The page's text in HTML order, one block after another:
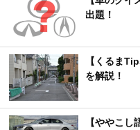
出題！
【くるま
を解説！
【ややこ